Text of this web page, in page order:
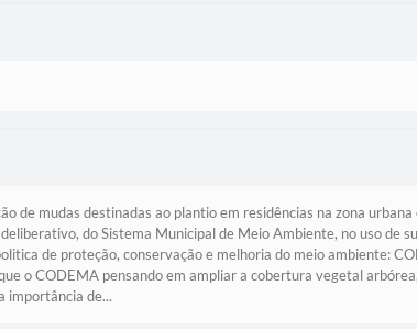
de mudas destinadas ao plantio em residências na zona
do Sistema Municipal de Meio Ambiente, no uso de
de proteção, conservação e melhoria do meio ambiente:
o CODEMA pensando em ampliar a cobertura vegetal
importância de...